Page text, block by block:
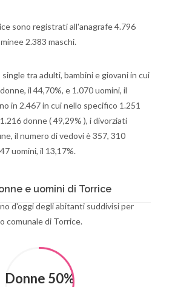
sono registrati all'anagrafe 4.796
2.383 maschi.
tra adulti, bambini e giovani in cui
il 44,70%, e 1.070 uomini, il
in 2.467 in cui nello specifico 1.251
donne ( 49,29% ), i divorziati
il numero di vedovi è 357, 310
uomini, il 13,17%.
e uomini di Torrice
d'oggi degli abitanti suddivisi per
comunale di Torrice.
Donne 50%